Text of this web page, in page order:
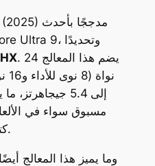
معالج من سلسلة Intel Core Ultra 9، وتحديدًا
. يضم هذا المعالج 24
إلى 5.4
مسبوق سواء في
كتصميم الجرافيك والمونتاج.
وما يميز هذا المعالج